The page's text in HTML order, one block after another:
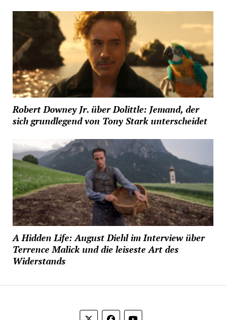
Robert Downey Jr. über Dolittle: Jemand, der
sich grundlegend von Tony Stark unterscheidet
A Hidden Life: August Diehl im Interview über
Terrence Malick und die leiseste Art des
Widerstands